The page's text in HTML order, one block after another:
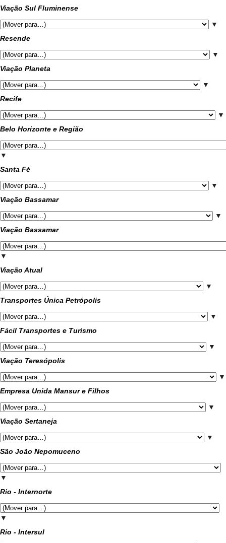
Viação Sul Fluminense
▼
Resende
▼
Viação Planeta
▼
Recife
▼
Belo Horizonte e Região
▼
Santa Fé
▼
Viação Bassamar
▼
Viação Bassamar
▼
Viação Atual
▼
Transportes Única Petrópolis
▼
Fácil Transportes e Turismo
▼
Viação Teresópolis
▼
Empresa Unida Mansur e Filhos
▼
Viação Sertaneja
▼
São João Nepomuceno
▼
Rio - Internorte
▼
Rio - Intersul